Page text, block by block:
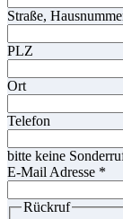
Straße,
PLZ
Ort
Telefon
bitte keine
E-Mail Adresse *
Rückruf